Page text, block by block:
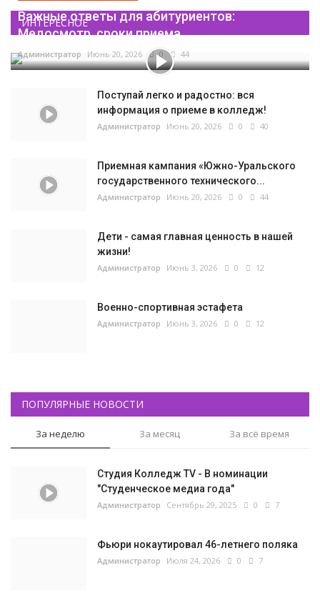
ИНТЕРЕСНОЕ
Важные ответы для абитуриентов:
Медосмотр, сроки приема...
Администратор Июнь 20, 2026 0 44
Поступай легко и радостно: вся
информация о приеме в колледж!
Администратор Июнь 20, 2026 0 40
Приемная кампания «Южно-Уральского
государственного технического...
Администратор Июнь 20, 2026 0 44
Дети - самая главная ценность в нашей
жизни!
Администратор Июнь 3, 2026 0 12
Военно-спортивная эстафета
Администратор Июнь 3, 2026 0 12
ПОПУЛЯРНЫЕ НОВОСТИ
За неделю За месяц За всё время
Студия Колледж TV - В номинации
"Студенческое медиа года"
Администратор Сентябрь 29, 2025 0 7
Фьюри нокаутировал 46-летнего поляка
Администратор Июля 24, 2026 0 7